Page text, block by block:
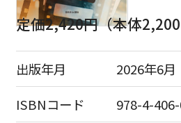
定価2,420円（本体2,200
出版年月
2026年6月
ISBNコード
978-4-